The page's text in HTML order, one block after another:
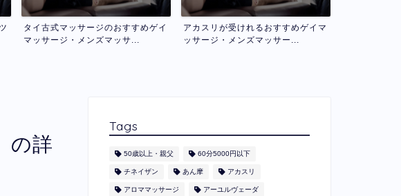
アカスリが受けれるおすすめゲイマ
ッサージ・メンズマッサー...
ロミロミマッサージが受けれるおす
すめゲイマッサージ・メン...
の詳
Tags
50歳以上・親父 60分5000円以下
​チネイザン あん摩 アカスリ
アロママッサージ アーユルヴェーダ